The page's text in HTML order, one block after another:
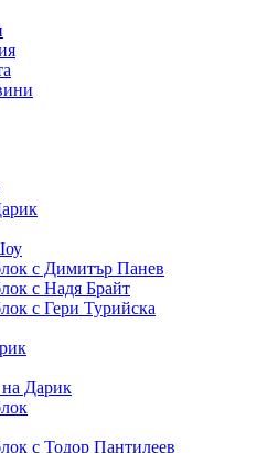
с Димитър Панев
с Надя Брайт
с Гери Турийска
Дарик
с Тодор Пантилеев